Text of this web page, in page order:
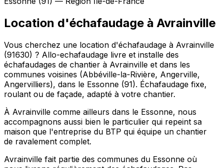
Location d'échafaudage à Avrainville
Vous cherchez une location d'échafaudage à Avrainville
(91630) ? Allo-echafaudage livre et installe des
échafaudages de chantier à Avrainville et dans les
communes voisines (Abbéville-la-Rivière, Angerville,
Angervilliers), dans le Essonne (91). Échafaudage fixe,
roulant ou de façade, adapté à votre chantier.
À Avrainville comme ailleurs dans le Essonne, nous
accompagnons aussi bien le particulier qui repeint sa
maison que l'entreprise du BTP qui équipe un chantier
de ravalement complet.
Avrainville fait partie des communes du Essonne où